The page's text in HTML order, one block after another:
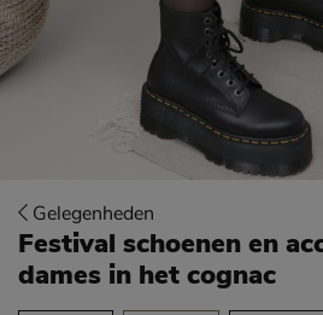
Gelegenheden
Festival schoenen en
dames in het cognac